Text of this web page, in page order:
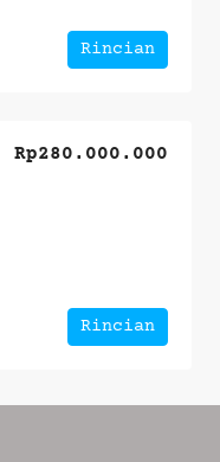
Rincian
Rp280.000.000
Rincian